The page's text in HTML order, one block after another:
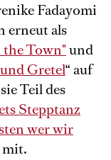
Fadayomi
erneut als
the Town"und
Gretel“ auf
Teil des
Stepptanz
wer wir
mit.